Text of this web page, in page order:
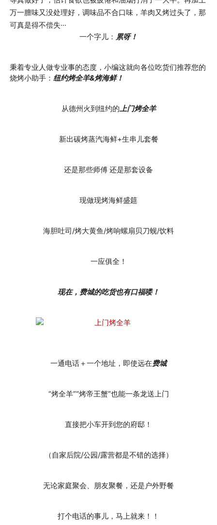
万一膻味又没处理好，调味品不合口味，羊肉又烤过头了，那
可真是得不偿失···
一个字儿： 累呀！
秉着专业人做专业事的态度，小编这就向各位吃货们推荐您的
烧烤小助手： 纽约烤全羊&烤海鲜！
从德州火到纽约的 上门烤全羊
新出碳烤蒸汽海鲜+生串儿套餐
还是那些师傅 还是那套设备
现做现烤海鲜盛筵
海胆吐司/烤大黄鱼/烤响螺扇贝刀蚬/饮料
一应俱全！
现在，费城的吃货也有口福喽！
一通电话＋一个地址，即使远在费城
“烤全羊”“烤帝王蟹”也能一条龙送上门
直接把小车开到您的府邸！
（自家后院/公园/露营都是不错的选择）
无论家庭聚会、朋友聚餐，还是户外野餐
打个电话的事儿，马上就来！！